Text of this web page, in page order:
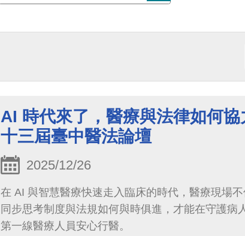
AI 時代來了，醫療與法律如何
十三屆臺中醫法論壇
2025/12/26
在 AI 與智慧醫療快速走入臨床的時代，醫療現場
同步思考制度與法規如何與時俱進，才能在守護病
第一線醫療人員安心行醫。